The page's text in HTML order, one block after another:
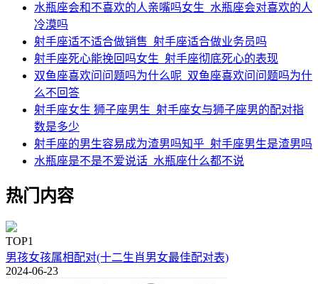
水瓶座会和不喜欢的人亲嘴吗女生_水瓶座会对喜欢的人
冷漠吗
射手座适不适合做销售_射手座适合做业务员吗
射手座死心能挽回吗女生_射手座彻底死心的表现
双鱼座喜欢问问题吗为什么呢_双鱼座喜欢问问题吗为什
么不回答
射手座女生 狮子座男生_射手座女与狮子座男的配对指
数是多少
射手座的男生容易成为渣男吗知乎_射手座男生是渣男吗
水瓶座是不是不爱说话_水瓶座什么都不说
热门内容
TOP1
男孩女孩属相配对(十二生肖男女最佳配对表)
2024-06-23